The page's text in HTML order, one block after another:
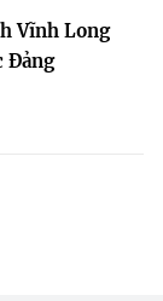
Vĩnh Long
Đảng